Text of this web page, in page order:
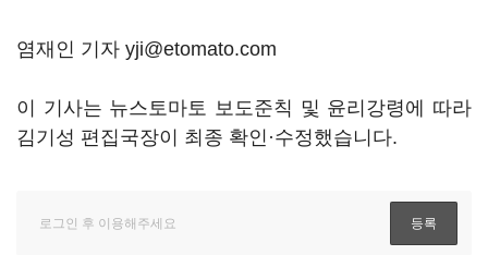
염재인 기자 yji@etomato.com
이 기사는 뉴스토마토 보도준칙 및 윤리강령에 따라
김기성 편집국장이 최종 확인·수정했습니다.